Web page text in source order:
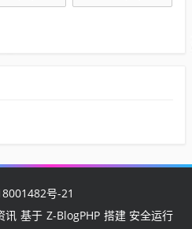
号-21
讯 基于 Z-BlogPHP 搭建 安全运行